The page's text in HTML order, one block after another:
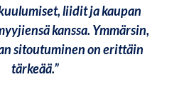
liidit ja kaupan
kanssa. Ymmärsin,
sitoutuminen on erittäin
tärkeää.”